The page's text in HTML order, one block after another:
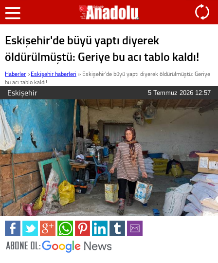
Eskişehir'de büyü yaptı diyerek
öldürülmüştü: Geriye bu acı tablo kaldı!
Haberler >Eskişehir haberleri » Eskişehir'de büyü yaptı diyerek öldürülmüştü: Geriye
bu acı tablo kaldı!
Eskişehir 5 Temmuz 2026 12:57